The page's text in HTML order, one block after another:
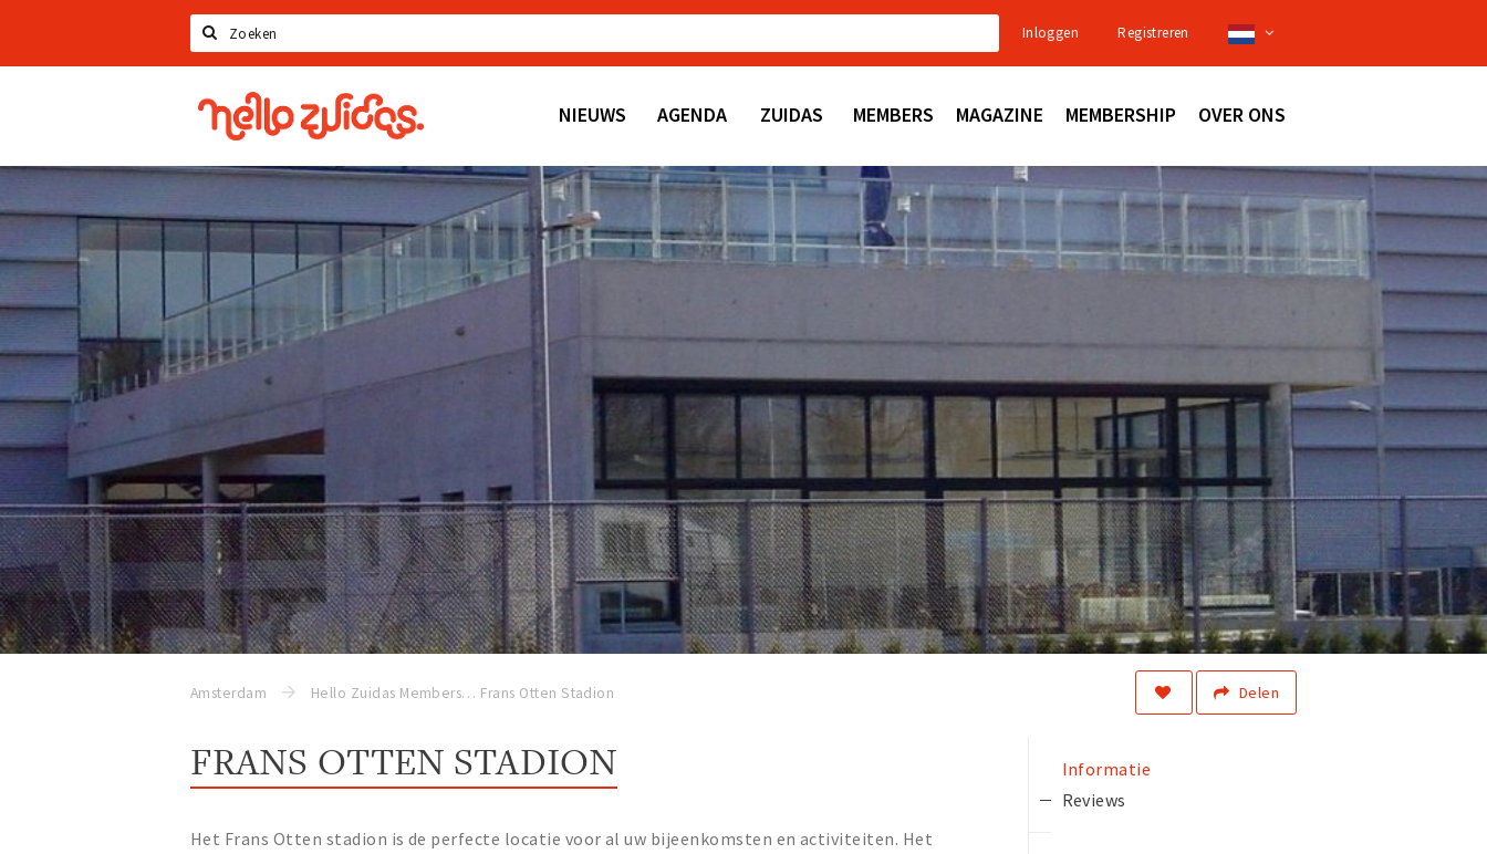
Zoeken
Inloggen Registreren
Hello
Zuidas
NIEUWS AGENDA ZUIDAS MEMBERS MAGAZINE MEMBERSHIP OVER ONS
Amsterdam Hello Zuidas Members Frans Otten Stadion Delen
FRANS OTTEN STADION
Het Frans Otten stadion is de perfecte locatie voor al uw bijeenkomsten en activiteiten. Het
Informatie
Reviews